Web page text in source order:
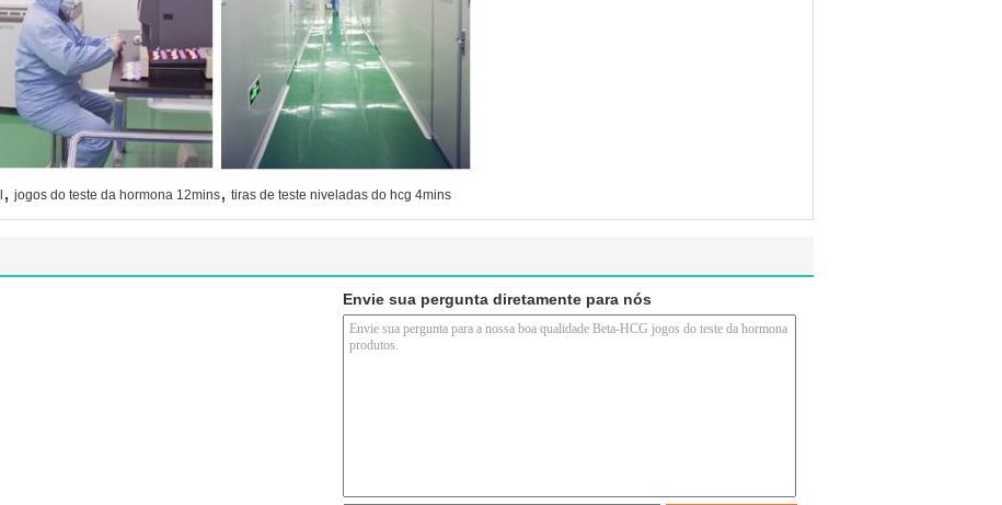
, jogos do teste da hormona 12mins, tiras de teste niveladas do hcg 4mins
Envie sua pergunta diretamente para nós